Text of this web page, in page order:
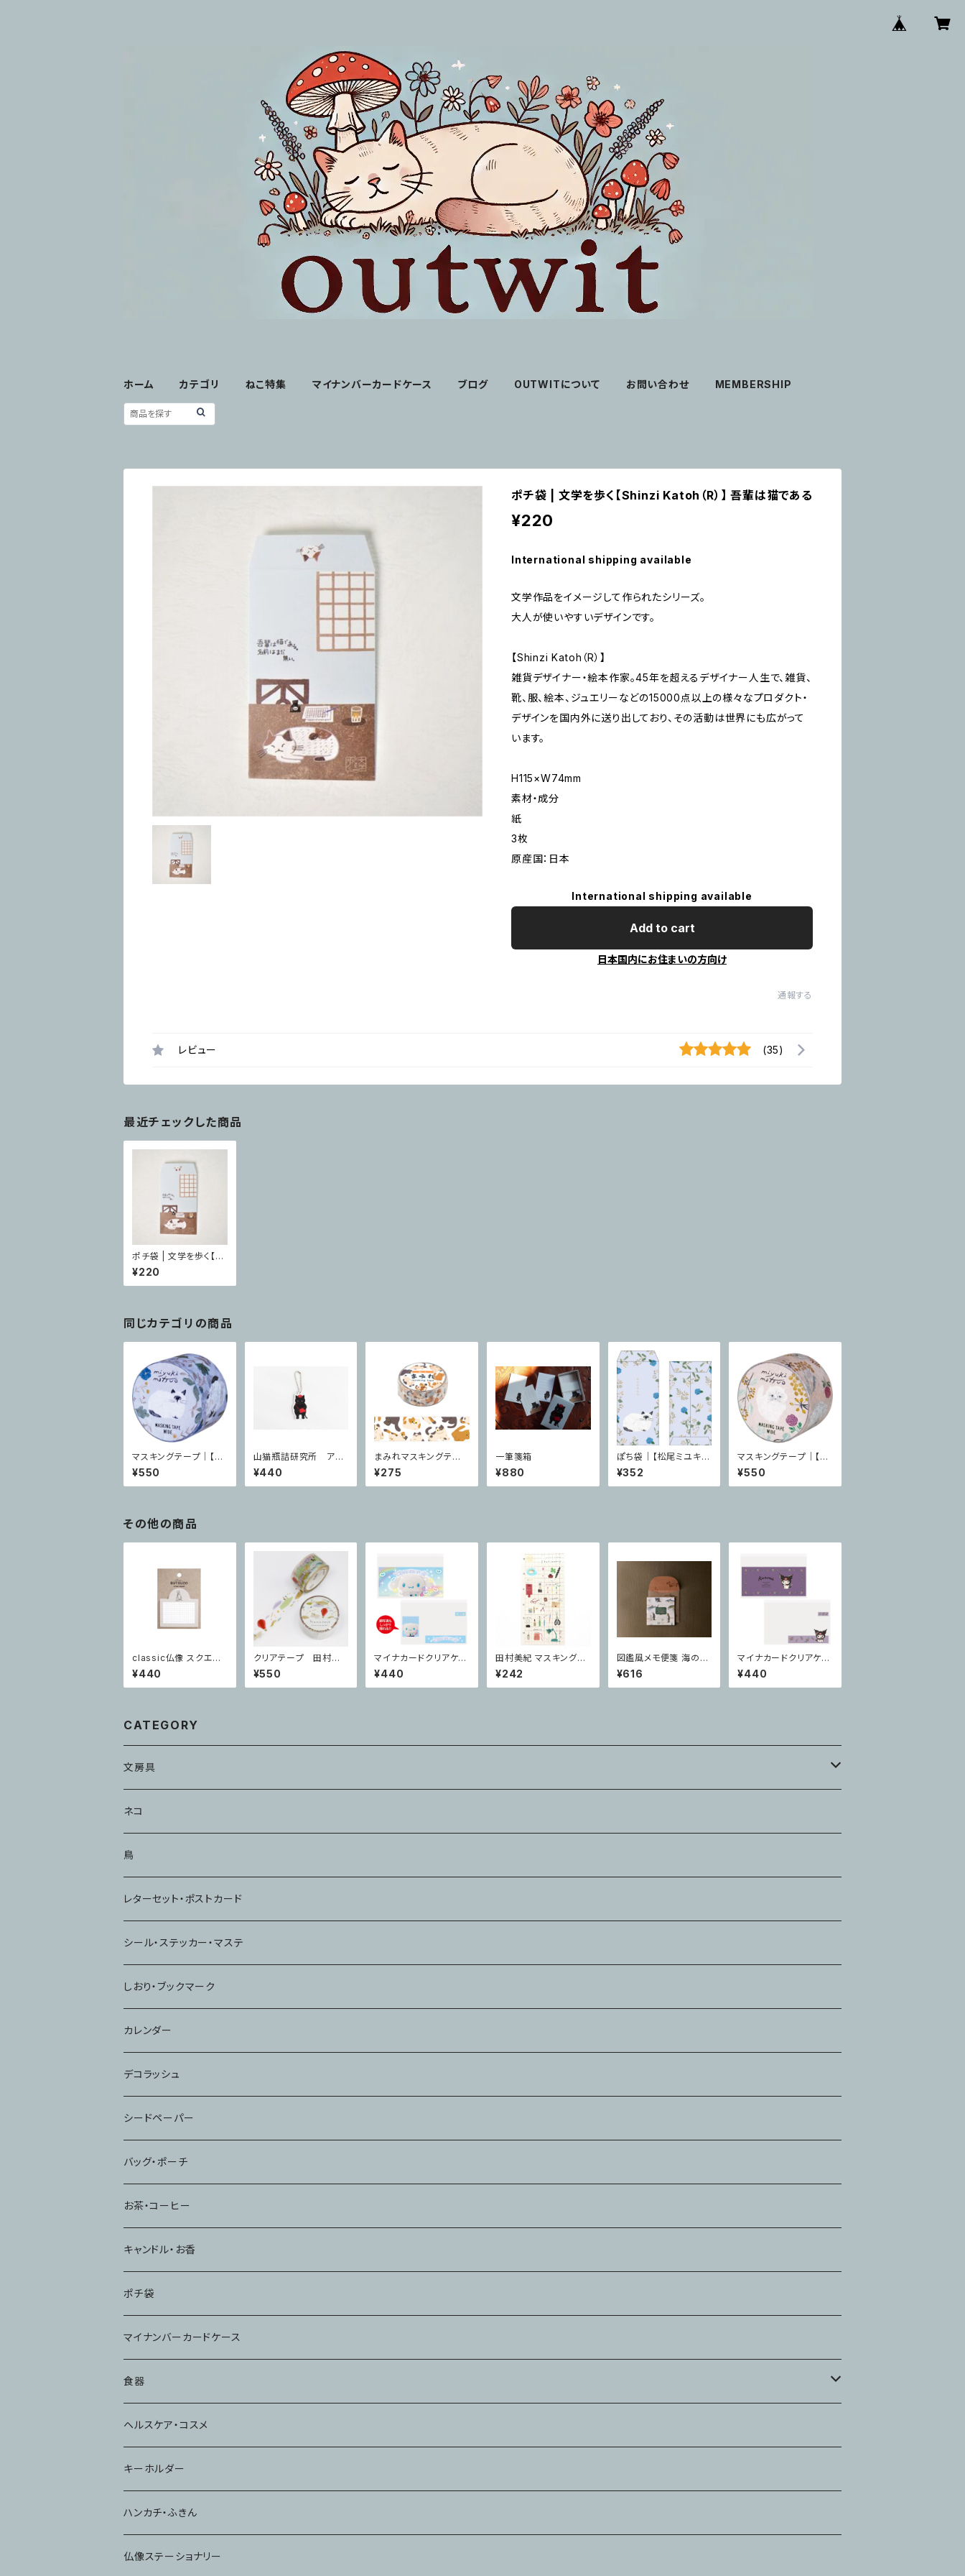
ホーム カテゴリ ねこ特集 マイナンバーカードケース ブログ OUTWITについて お問い合わせ MEMBERSHIP
ポチ袋 | 文学を歩く【Shinzi Katoh（R）】 吾輩は猫である
¥220
International shipping available
文学作品をイメージして作られたシリーズ。
大人が使いやすいデザインです。
【Shinzi Katoh（R）】
雑貨デザイナー・絵本作家。45年を超えるデザイナー人生で、雑貨、
靴、服、絵本、ジュエリーなどの15000点以上の様々なプロダクト・
デザインを国内外に送り出しており、その活動は世界にも広がって
います。
H115×W74mm
素材・成分
紙
3枚
原産国：日本
International shipping available
Add to cart
日本国内にお住まいの方向け
通報する
レビュー (35)
最近チェックした商品
ポチ袋 | 文学を歩く【Sh
inzi Katoh（R）】 吾輩
は猫である
¥220
同じカテゴリの商品
マスキングテープ｜【松
尾ミユキ】 cat 25mm
Repos
¥550
山猫瓶詰研究所 アク
リルキーホルダー 郵便
猫
¥440
まみれマスキングテー
プ ねこ
¥275
一筆箋箱
¥880
ぽち袋｜【松尾ミユキ】
cat 長ぽち袋 Repos
¥352
マスキングテープ｜【松
尾ミユキ】 cat 25mm
Minette
¥550
その他の商品
classic仏像 スクエア
付箋 弥勒菩薩
¥440
クリアテープ 田村美
紀 Kumonoue
¥550
マイナカードクリアケー
ス サンリオキャラクター
ズ 顔隠し シナモロール
¥440
田村美紀 マスキングシ
ール Stationery
¥242
図鑑風メモ便箋 海の生
き物
¥616
マイナカードクリアケー
ス サンリオキャラクター
ズ 顔見え クロミ
¥440
CATEGORY
文房具
メモ・ふせん
ハンコ・スタンプ
ノート
ネコ
鳥
レターセット・ポストカード
シール・ステッカー・マステ
しおり・ブックマーク
カレンダー
デコラッシュ
シードペーパー
バッグ・ポーチ
お茶・コーヒー
キャンドル・お香
ポチ袋
マイナンバーカードケース
食器
コップ
ヘルスケア・コスメ
キーホルダー
ハンカチ・ふきん
仏像ステーショナリー